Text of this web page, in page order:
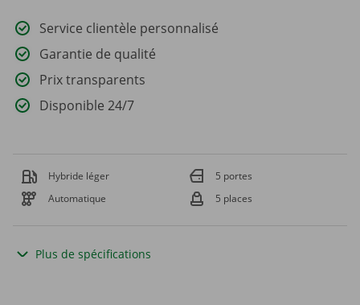
Service clientèle personnalisé
Garantie de qualité
Prix transparents
Disponible 24/7
Hybride léger
5 portes
Automatique
5 places
Plus de spécifications